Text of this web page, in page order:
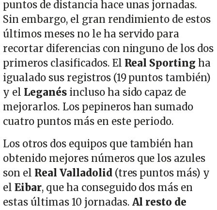
puntos de distancia hace unas jornadas.
Sin embargo, el gran rendimiento de estos
últimos meses no le ha servido para
recortar diferencias con ninguno de los dos
primeros clasificados. El Real Sporting ha
igualado sus registros (19 puntos también)
y el Leganésincluso ha sido capaz de
mejorarlos. Los pepineros han sumado
cuatro puntos más en este periodo.
Los otros dos equipos que también han
obtenido mejores números que los azules
son el Real Valladolid(tres puntos más) y
el Eibar, que ha conseguido dos más en
estas últimas 10 jornadas. Al resto de